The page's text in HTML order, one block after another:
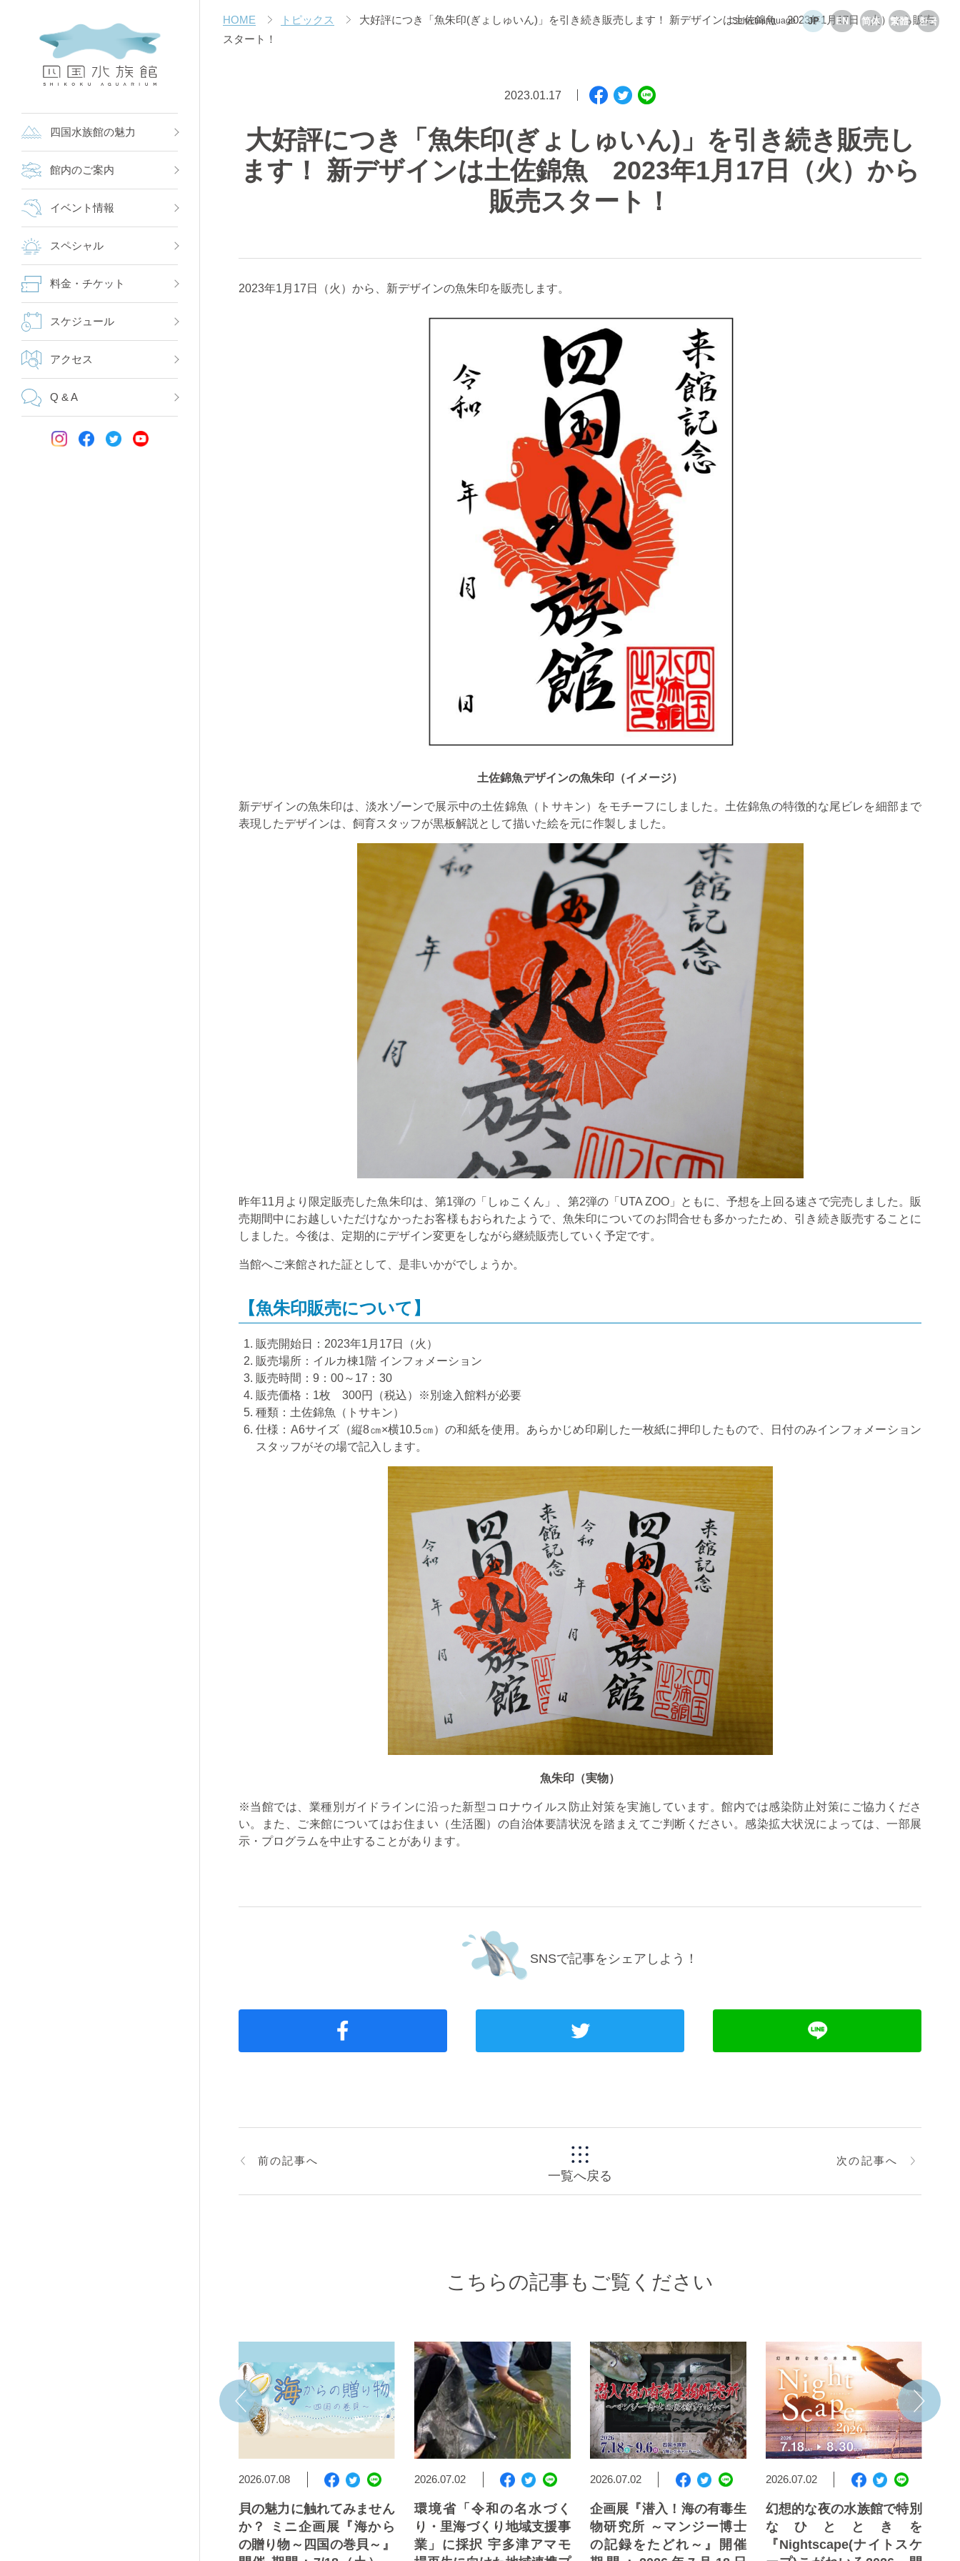
Select language JP EN 简体 繁體 한국
四国水族館の魅力
館内のご案内
イベント情報
スペシャル
料金・チケット
スケジュール
アクセス
Q & A
HOME トピックス
大好評につき「魚朱印(ぎょしゅいん)」を引き続き販売します！ 新デザインは土佐錦魚 2023年1月17日（火）から販売
スタート！
2023.01.17
大好評につき「魚朱印(ぎょしゅいん)」を引き続き販売し
ます！ 新デザインは土佐錦魚 2023年1月17日（火）から
販売スタート！
2023年1 月 17日（火）から、新デザインの魚朱印を販売します。
土佐錦魚デザインの魚朱印（イメージ）
新デザインの魚朱印は、淡水ゾーンで展示中の土佐錦魚（トサキン）をモチーフにしました。土佐錦魚の特徴的な尾ビレを細部まで
表現したデザインは、飼育スタッフが黒板解説として描いた絵を元に作製しました。
昨年11 月より限定販売した魚朱印は、第1弾の「しゅこくん」、第2弾の「UTA ZOO」ともに、予想を上回る速さで完売しました。販
売期間中にお越しいただけなかったお客様もおられたようで、魚朱印についてのお問合せも多かったため、引き続き販売することに
しました。今後は、定期的にデザイン変更をしながら継続販売していく予定です。
当館へご来館された証として、是非いかがでしょうか。
【魚朱印販売について】
販売開始日： 2023年1 月 17日（火）
販売場所：イルカ棟1階 インフォメーション
販売時間： 9 ： 00～ 17 ： 30
販売価格： 1枚 300円（税込）※別途入館料が必要
種類：土佐錦魚（トサキン）
仕様： A6サイズ（縦8㎝×横10.5㎝）の和紙を使用。あらかじめ印刷した一枚紙に押印したもので、日付のみインフォメーション
スタッフがその場で記入します。
魚朱印（実物）
※当館では、業種別ガイドラインに沿った新型コロナウイルス防止対策を実施しています。館内では感染防止対策にご協力くださ
い。また、ご来館についてはお住まい（生活圏）の自治体要請状況を踏まえてご判断ください。感染拡大状況によっては、一部展
示・プログラムを中止することがあります。
SNSで記事をシェアしよう！
前の記事へ
一覧へ戻る
次の記事へ
こちらの記事もご覧ください
2026.07.08
貝の魅力に触れてみません
か？ ミニ企画展『海から
の贈り物～四国の巻貝～』
2026.07.02
環境省「令和の名水づく
り・里海づくり地域支援事
業」に採択 宇多津アマモ
2026.07.02
企画展『潜入！海の有毒生
物研究所 ～マンジー博士
の記録をたどれ～』開催
2026.07.02
幻想的な夜の水族館で特別
なひとときを
『Nightscape(ナイトスケ